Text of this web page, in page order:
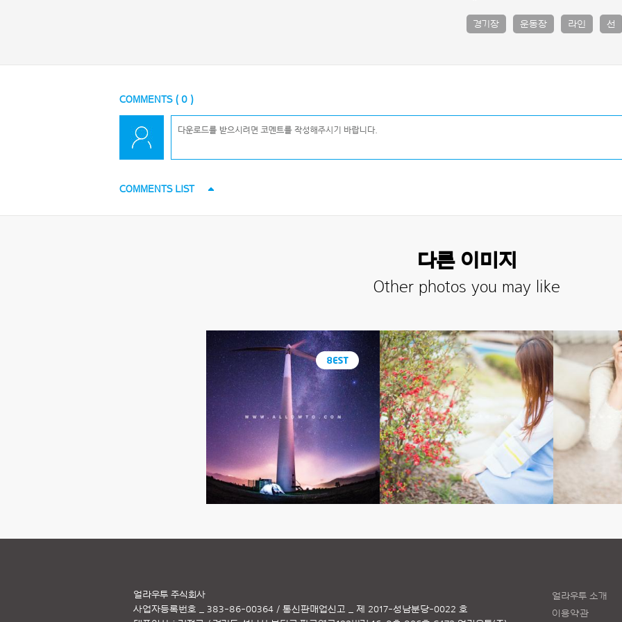
경기장 운동장 라인 선
COMMENTS ( 0 )
COMMENTS LIST
다른 이미지
Other photos you may like
얼라우투 소개
이용약관
얼라우투 주식회사
사업자등록번호 _ 383-86-00364 / 통신판매업신고 _ 제 2017-성남분당-0022 호